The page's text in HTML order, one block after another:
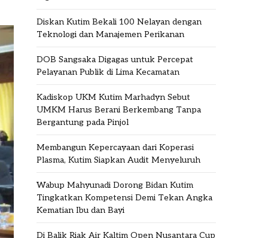
Diskan Kutim Bekali 100 Nelayan dengan
Teknologi dan Manajemen Perikanan
DOB Sangsaka Digagas untuk Percepat
Pelayanan Publik di Lima Kecamatan
Kadiskop UKM Kutim Marhadyn Sebut
UMKM Harus Berani Berkembang Tanpa
Bergantung pada Pinjol
Membangun Kepercayaan dari Koperasi
Plasma, Kutim Siapkan Audit Menyeluruh
Wabup Mahyunadi Dorong Bidan Kutim
Tingkatkan Kompetensi Demi Tekan Angka
Kematian Ibu dan Bayi
Di Balik Riak Air Kaltim Open Nusantara Cup